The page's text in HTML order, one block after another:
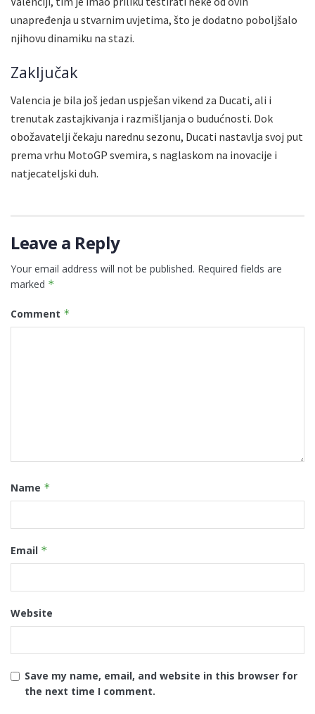
unapređenja u stvarnim uvjetima, što je dodatno poboljšalo
njihovu dinamiku na stazi.
Zaključak
Valencia je bila još jedan uspješan vikend za Ducati, ali i
trenutak zastajkivanja i razmišljanja o budućnosti. Dok
obožavatelji čekaju narednu sezonu, Ducati nastavlja svoj put
prema vrhu MotoGP svemira, s naglaskom na inovacije i
natjecateljski duh.
Leave a Reply
Your email address will not be published. Required fields are
marked *
Comment *
Name *
Email *
Website
Save my name, email, and website in this browser for
the next time I comment.